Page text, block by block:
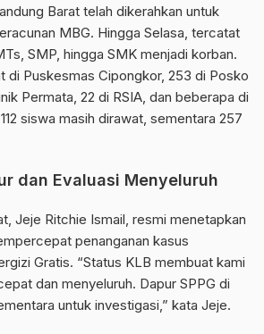
Barat telah dikerahkan untuk
MBG. Hingga Selasa, tercatat
SMP, hingga SMK menjadi korban.
di Puskesmas Cipongkor, 253 di Posko
Permata, 22 di RSIA, dan beberapa di
siswa masih dirawat, sementara 257
dan Evaluasi Menyeluruh
Jeje Ritchie Ismail, resmi menetapkan
penanganan kasus
Gratis. “Status KLB membuat kami
dan menyeluruh. Dapur SPPG di
untuk investigasi,” kata Jeje.